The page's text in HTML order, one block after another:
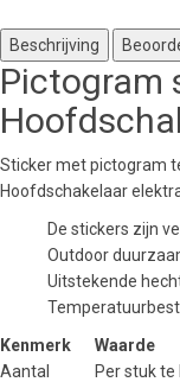
Beschrijving
Pictogram
Sticker met pictogram
Hoofdschakelaar
De stickers zijn
Outdoor
Uitstekende
Kenmerk
Waarde
Aantal
Per stuk